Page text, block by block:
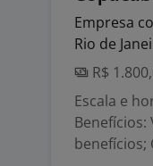
Empresa
Rio de
R$
Escala e
Benefícios:
benefícios;